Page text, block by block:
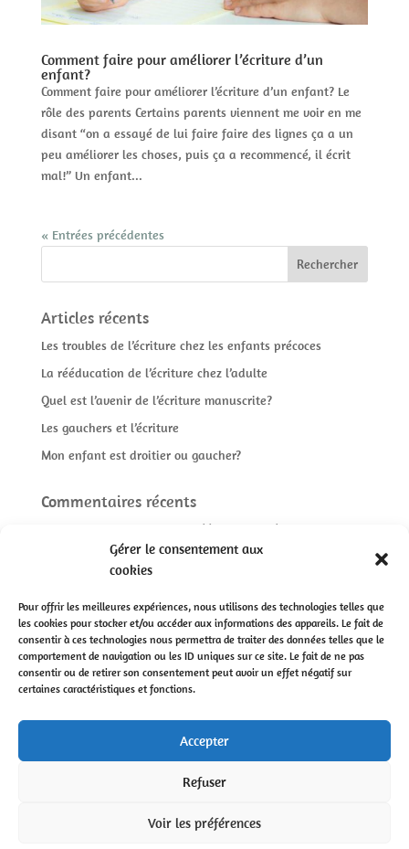
Gérer le consentement aux
cookies
Pour offrir les meilleures expériences, nous utilisons des technologies telles que
les cookies pour stocker et/ou accéder aux informations des appareils. Le fait de
consentir à ces technologies nous permettra de traiter des données telles que le
comportement de navigation ou les ID uniques sur ce site. Le fait de ne pas
consentir ou de retirer son consentement peut avoir un effet négatif sur
certaines caractéristiques et fonctions.
Accepter
Refuser
Voir les préférences
Comment faire pour améliorer l’écriture d’un
enfant?
Comment faire pour améliorer l’écriture d’un enfant? Le
rôle des parents Certains parents viennent me voir en me
disant “on a essayé de lui faire faire des lignes ça a un
peu améliorer les choses, puis ça a recommencé, il écrit
mal!” Un enfant...
« Entrées précédentes
Articles récents
Les troubles de l’écriture chez les enfants précoces
La rééducation de l’écriture chez l’adulte
Quel est l’avenir de l’écriture manuscrite?
Les gauchers et l’écriture
Mon enfant est droitier ou gaucher?
Commentaires récents
La dysgraphie c’est quoi? | Rééduque ton écriture
Conseils pour bien écrire
Pourquoi rééduquer l’écriture? | Rééduque ton écriture
dans
Conseils pour bien écrire
© Rééduque-ton-écriture | Conception :
C.G.V